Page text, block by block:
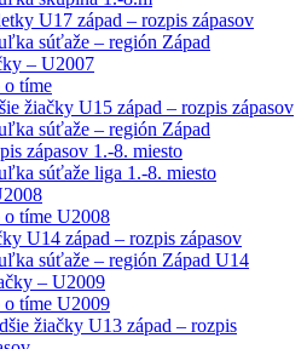
U17 západ – rozpis zápasov
súťaže – región Západ
– U2007
tíme
žiačky U15 západ – rozpis zápasov
súťaže – región Západ
zápasov 1.-8. miesto
súťaže liga 1.-8. miesto
tíme U2008
U14 západ – rozpis zápasov
súťaže – región Západ U14
– U2009
tíme U2009
žiačky U13 západ – rozpis